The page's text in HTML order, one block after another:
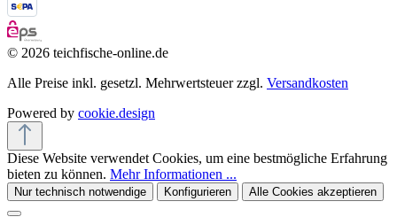
© 2026 teichfische-online.de
Alle Preise inkl. gesetzl. Mehrwertsteuer zzgl. Versandkosten
Powered by cookie.design
Diese Website verwendet Cookies, um eine bestmögliche Erfahrung
bieten zu können. Mehr Informationen ...
Nur technisch notwendige Konfigurieren Alle Cookies akzeptieren